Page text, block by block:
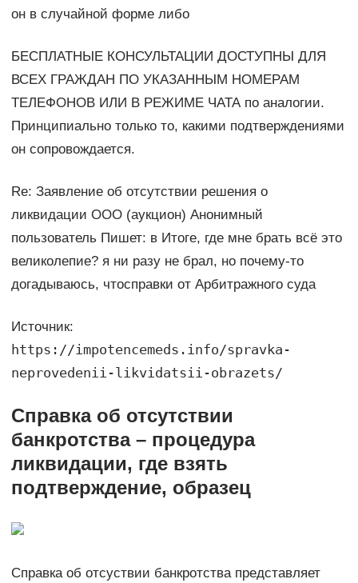
он в случайной форме либо
БЕСПЛАТНЫЕ КОНСУЛЬТАЦИИ ДОСТУПНЫ ДЛЯ
ВСЕХ ГРАЖДАН ПО УКАЗАННЫМ НОМЕРАМ
ТЕЛЕФОНОВ ИЛИ В РЕЖИМЕ ЧАТА по аналогии.
Принципиально только то, какими подтверждениями
он сопровождается.
Re: Заявление об отсутствии решения о
ликвидации ООО (аукцион) Анонимный
пользователь Пишет: в Итоге, где мне брать всё это
великолепие? я ни разу не брал, но почему-то
догадываюсь, чтосправки от Арбитражного суда
Источник:
https://impotencemeds.info/spravka-
neprovedenii-likvidatsii-obrazets/
Справка об отсутствии
банкротства – процедура
ликвидации, где взять
подтверждение, образец
Справка об отсуствии банкротства представляет